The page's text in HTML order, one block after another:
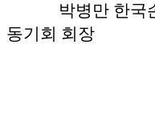
박병만 한국
동기회 회장